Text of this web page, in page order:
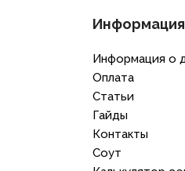
Информация о
Оплата
Статьи
Гайды
Контакты
Соут